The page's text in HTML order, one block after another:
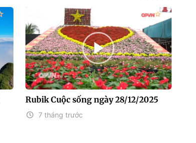
Rubik Cuộc sống ngày 28/12/2025
7 tháng trước